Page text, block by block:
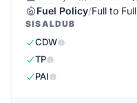
Fuel Policy/Full to Full
SISALDUB
CDW
TP
PAI